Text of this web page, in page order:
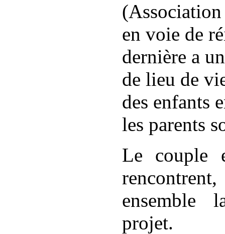
(Association
en voie de
dernière a
de lieu de
des enfants
les parents
Le couple
ensemble
projet.